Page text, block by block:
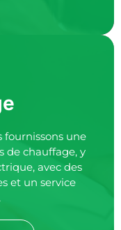
fournissons une
de chauffage, y
avec des
et un service